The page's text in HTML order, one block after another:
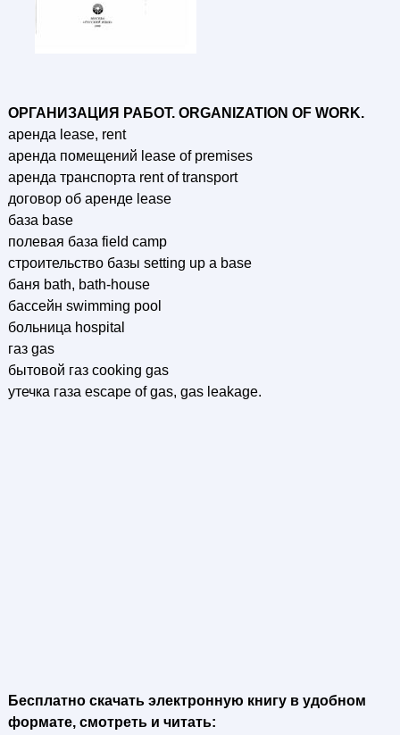
ОРГАНИЗАЦИЯ РАБОТ. ORGANIZATION OF WORK.
аренда lease, rent
аренда помещений lease of premises
аренда транспорта rent of transport
договор об аренде lease
база base
полевая база field camp
строительство базы setting up a base
баня bath, bath-house
бассейн swimming pool
больница hospital
газ gas
бытовой газ cooking gas
утечка газа escape of gas, gas leakage.
Бесплатно скачать электронную книгу в удобном
формате, смотреть и читать: